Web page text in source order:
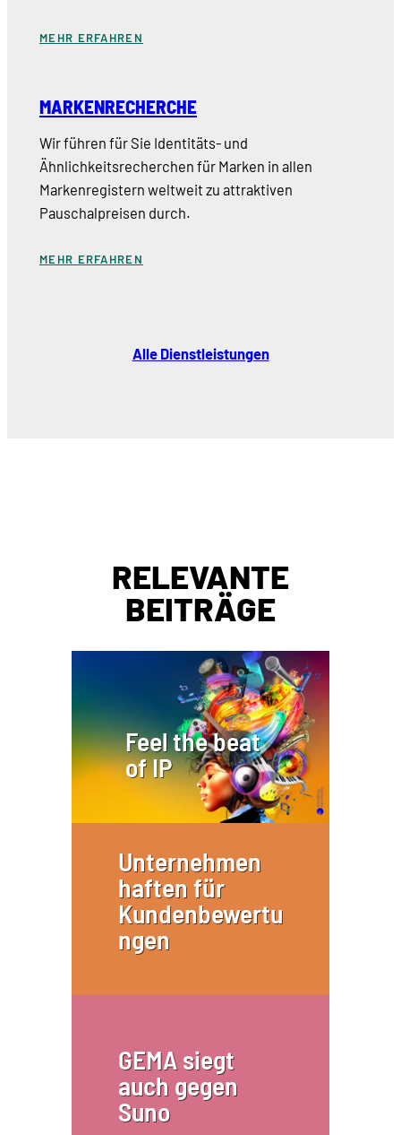
MEHR ERFAHREN
MARKENRECHERCHE
Wir führen für Sie Identitäts- und
Ähnlichkeitsrecherchen für Marken in allen
Markenregistern weltweit zu attraktiven
Pauschalpreisen durch.
MEHR ERFAHREN
Alle Dienstleistungen
RELEVANTE
BEITRÄGE
Feel the beat
of IP
Unternehmen
haften für
Kundenbewertu
ngen
GEMA siegt
auch gegen
Suno